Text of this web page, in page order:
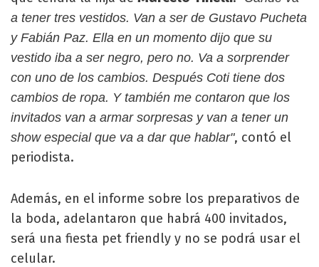
a tener tres vestidos. Van a ser de Gustavo Pucheta
y Fabián Paz. Ella en un momento dijo que su
vestido iba a ser negro, pero no. Va a sorprender
con uno de los cambios. Después Coti tiene dos
cambios de ropa. Y también me contaron que los
invitados van a armar sorpresas y van a tener un
show especial que va a dar que hablar", contó el
periodista.
Además, en el informe sobre los preparativos de
la boda, adelantaron que habrá 400 invitados,
será una fiesta pet friendly y no se podrá usar el
celular.